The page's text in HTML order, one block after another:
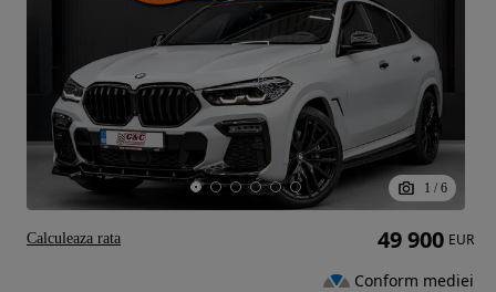
1 / 6
49 900 EUR
Conform mediei
Calculeaza rata